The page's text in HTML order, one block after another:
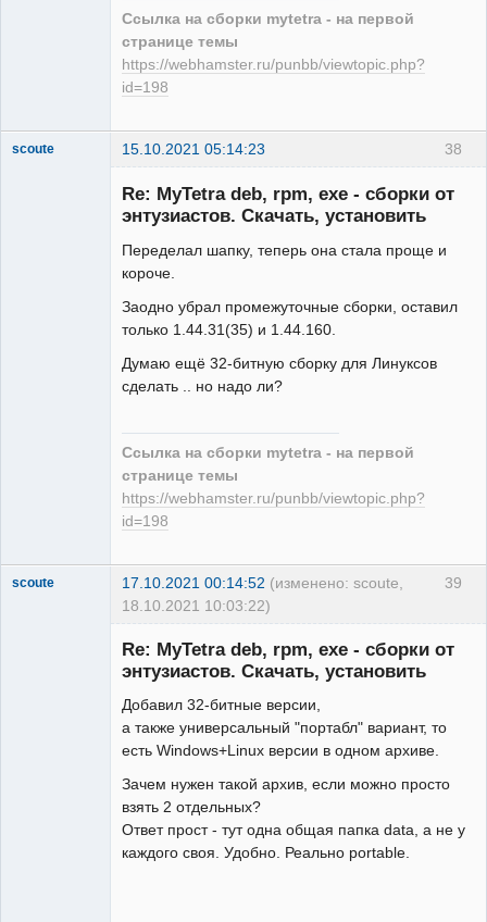
Ссылка на сборки mytetra - на первой
странице темы
https://webhamster.ru/punbb/viewtopic.php?
id=198
38
scoute 15.10.2021 05:14:23
Re: MyTetra deb, rpm, exe - сборки от
энтузиастов. Скачать, установить
Переделал шапку, теперь она стала проще и
короче.
Заодно убрал промежуточные сборки, оставил
только 1.44.31(35) и 1.44.160.
Думаю ещё 32-битную сборку для Линуксов
сделать .. но надо ли?
Ссылка на сборки mytetra - на первой
странице темы
https://webhamster.ru/punbb/viewtopic.php?
id=198
39
scoute 17.10.2021 00:14:52 (изменено: scoute,
18.10.2021 10:03:22)
Re: MyTetra deb, rpm, exe - сборки от
энтузиастов. Скачать, установить
Добавил 32-битные версии,
а также универсальный "портабл" вариант, то
есть Windows+Linux версии в одном архиве.
Зачем нужен такой архив, если можно просто
взять 2 отдельных?
Ответ прост - тут одна общая папка data, а не у
каждого своя. Удобно. Реально portable.